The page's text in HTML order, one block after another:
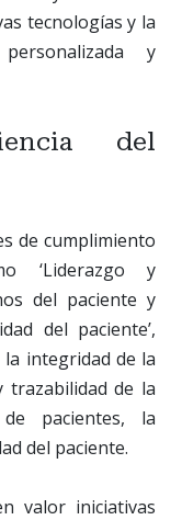
tecnologías y la
y
del
de cumplimiento
‘Liderazgo y
del paciente y
del paciente’,
integridad de la
trazabilidad de la
pacientes, la
del paciente.
valor iniciativas